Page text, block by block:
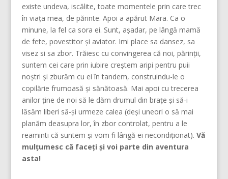
existe undeva, iscălite, toate momentele prin care trec
în viața mea, de părinte. Apoi a apărut Mara. Ca o
minune, la fel ca sora ei. Sunt, așadar, pe lângă mamă
de fete, povestitor și aviator. Imi place sa dansez, sa
visez si sa zbor. Trăiesc cu convingerea că noi, părinţii,
suntem cei care prin iubire creştem aripi pentru puii
noştri şi zburăm cu ei în tandem, construindu-le o
copilărie frumoasă şi sănătoasă. Mai apoi cu trecerea
anilor ține de noi să le dăm drumul din braţe și să-i
lăsăm liberi să-și urmeze calea (deşi uneori o să mai
planăm deasupra lor, în zbor controlat, pentru a le
reaminti că suntem şi vom fi lângă ei necondiţionat). Vă
mulțumesc că faceți și voi parte din aventura
asta!